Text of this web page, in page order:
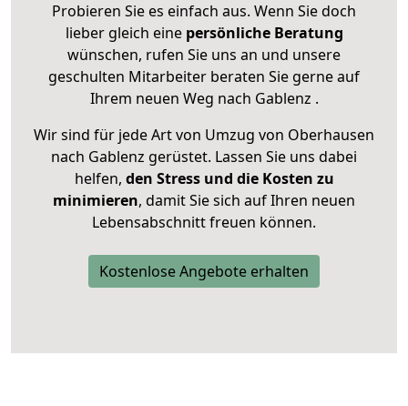
Probieren Sie es einfach aus. Wenn Sie doch
lieber gleich eine persönliche Beratung
wünschen, rufen Sie uns an und unsere
geschulten Mitarbeiter beraten Sie gerne auf
Ihrem neuen Weg nach Gablenz .
Wir sind für jede Art von Umzug von Oberhausen
nach Gablenz gerüstet. Lassen Sie uns dabei
helfen, den Stress und die Kosten zu
minimieren, damit Sie sich auf Ihren neuen
Lebensabschnitt freuen können.
Kostenlose Angebote erhalten